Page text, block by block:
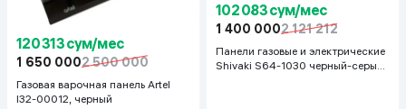
120 313 сум/мес
1 650 0002 500 000
Газовая варочная панель Artel
I32-00012, черный
102 083 сум/мес
1 400 0002 121 212
Панели газовые и электрические
Shivaki S64-1030 черный-серый,